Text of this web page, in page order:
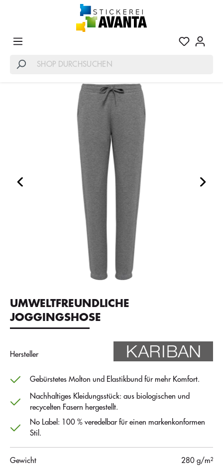
UMWELTFREUNDLICHE
JOGGINGSHOSE
Hersteller
Gebürstetes Molton und Elastikbund für mehr Komfort.
Nachhaltiges Kleidungsstück: aus biologischen und
recycelten Fasern hergestellt.
No Label: 100 % veredelbar für einen markenkonformen
Stil.
Gewicht
280 g/m²